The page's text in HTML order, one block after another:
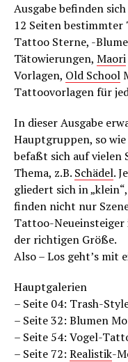
Ausgabe befinden
12 Seiten
Tattoo Sterne, -
Tätowierungen, Maori
Vorlagen, Old School
Tattoovorlagen für
In dieser Ausgabe
Hauptgruppen, so
befaßt sich auf vielen
Thema, z.B. Schädel.
gliedert sich in
finden nicht nur
Tattoo-Neueinsteiger
der richtigen Größe.
Also – Los geht’s mit
Hauptgalerien
– Seite 04: Trash-
– Seite 32: Blumen
– Seite 54: Vogel-
– Seite 72: Realistik-